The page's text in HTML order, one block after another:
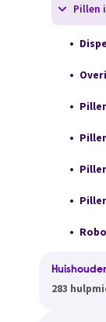
Pillen
283